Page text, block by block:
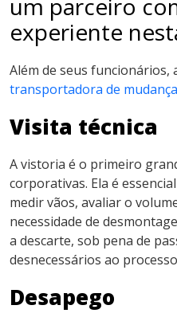
um parceiro
experiente
Além de seus funcionários,
transportadora de
Visita técnica
A vistoria é o primeiro
corporativas. Ela é
medir vãos, avaliar o
necessidade de
a descarte, sob pena de
desnecessários ao
Desapego